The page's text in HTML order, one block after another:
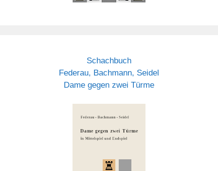
Schachbuch
Federau, Bachmann, Seidel
Dame gegen zwei Türme